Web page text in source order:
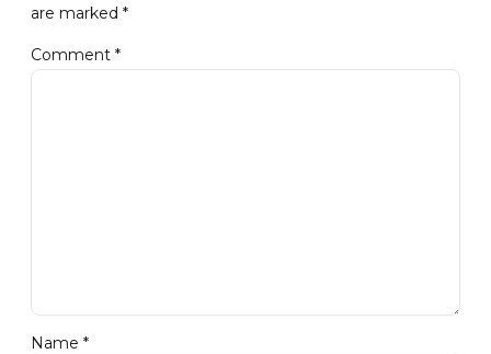
are marked *
Comment *
Name *